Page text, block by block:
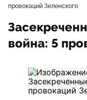
провокаций Зеленского
война: 5